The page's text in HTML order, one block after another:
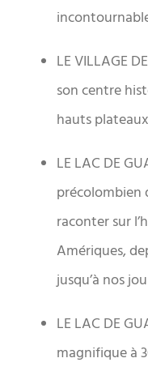
LE VILLAGE
son centre
hauts plateaux
LE LAC DE
précolombien
raconter sur
Amériques,
jusqu’à nos
LE LAC DE
magnifique à